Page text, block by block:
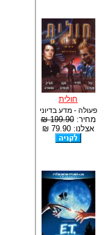
חולית
פעולה - מדע בדיוני
מחיר:199.90 ₪
אצלנו: 79.90 ₪